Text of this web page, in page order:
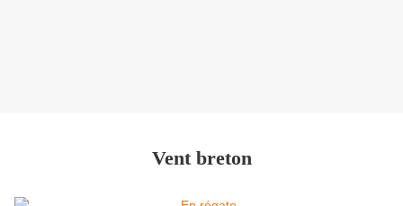
Vent breton